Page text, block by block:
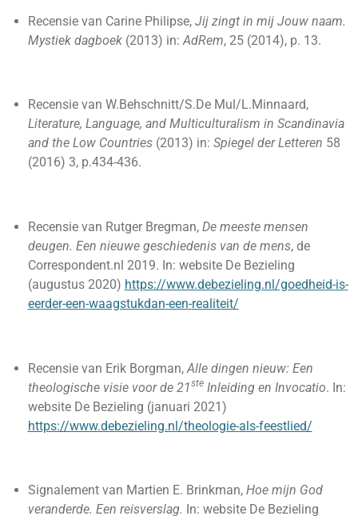
Recensie van Carine Philipse, Jij zingt in mij Jouw naam.
Mystiek dagboek (2013) in: AdRem, 25 (2014), p. 13.
Recensie van W.Behschnitt/S.De Mul/L.Minnaard,
Literature, Language, and Multiculturalism in Scandinavia
and the Low Countries (2013) in: Spiegel der Letteren 58
(2016) 3, p.434-436.
Recensie van Rutger Bregman, De meeste mensen
deugen. Een nieuwe geschiedenis van de mens, de
Correspondent.nl 2019. In: website De Bezieling
(augustus 2020) https://www.debezieling.nl/goedheid-is-
eerder-een-waagstukdan-een-realiteit/
Recensie van Erik Borgman, Alle dingen nieuw: Een
theologische visie voor de 21steInleiding en Invocatio. In:
website De Bezieling (januari 2021)
https://www.debezieling.nl/theologie-als-feestlied/
Signalement van Martien E. Brinkman, Hoe mijn God
veranderde. Een reisverslag. In: website De Bezieling